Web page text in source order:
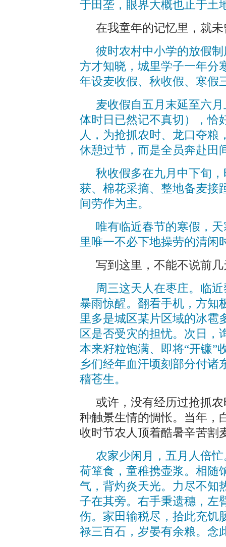
于田垄，眼界大概也止于土
在我童年的记忆里，就
彼时农村中小学的放假
方才知晓，城里学子一年分
年设麦收假、秋收假、寒假
麦收假自五月末延至六
体时日已然记不真切），恰
人，为抢抓农时、龙口夺粮
休憩过节，而是全员奔赴田
秋收假多在九月中下旬
获、棉花采摘、整地备麦接
间劳作为主。
唯有临近春节的寒假，
里唯一不必下地操劳的清闲
写到这里，不能不说前
周三这天人在枣庄。临
暴雨惊醒。翻看手机，方知
里多是城区某片区域的冰雹
区是否受灾的担忧。次日，
本来籽粒饱满、即将“开镰”
乡们经年血汗顷刻部分付诸
穑苍生。
或许，没有经历过抢抓
种触景生情的惆怅。当年，
收时节农人顶着酷暑辛苦割
农家少闲月，五月人倍
荷箪食，童稚携壶浆。相随
气，背灼炎天光。力尽不知
子在其旁。右手秉遗穗，左
伤。家田输税尽，拾此充饥
禄三百石，岁晏有余粮。念